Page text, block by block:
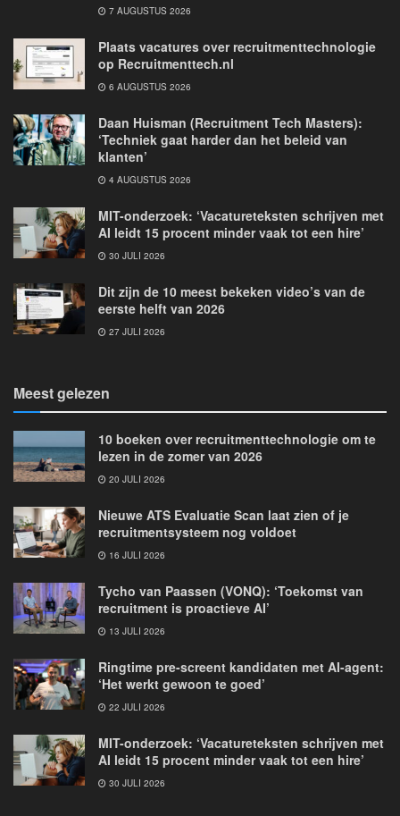
7 AUGUSTUS 2026
Plaats vacatures over recruitmenttechnologie
op Recruitmenttech.nl
6 AUGUSTUS 2026
Daan Huisman (Recruitment Tech Masters):
‘Techniek gaat harder dan het beleid van
klanten’
4 AUGUSTUS 2026
MIT-onderzoek: ‘Vacatureteksten schrijven met
AI leidt 15 procent minder vaak tot een hire’
30 JULI 2026
Dit zijn de 10 meest bekeken video’s van de
eerste helft van 2026
27 JULI 2026
Meest gelezen
10 boeken over recruitmenttechnologie om te
lezen in de zomer van 2026
20 JULI 2026
Nieuwe ATS Evaluatie Scan laat zien of je
recruitmentsysteem nog voldoet
16 JULI 2026
Tycho van Paassen (VONQ): ‘Toekomst van
recruitment is proactieve AI’
13 JULI 2026
Ringtime pre-screent kandidaten met AI-agent:
‘Het werkt gewoon te goed’
22 JULI 2026
MIT-onderzoek: ‘Vacatureteksten schrijven met
AI leidt 15 procent minder vaak tot een hire’
30 JULI 2026